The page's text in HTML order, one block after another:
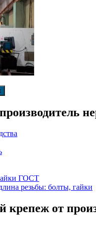
ГОСТ
резьбы: болты, гайки
от